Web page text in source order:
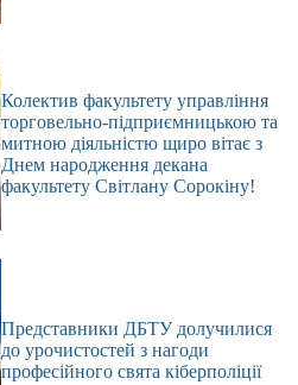
Колектив факультету управління
торговельно-підприємницькою та
митною діяльністю щиро вітає з
Днем народження декана
факультету Світлану Сорокіну!
Представники ДБТУ долучилися
до урочистостей з нагоди
професійного свята кіберполіції